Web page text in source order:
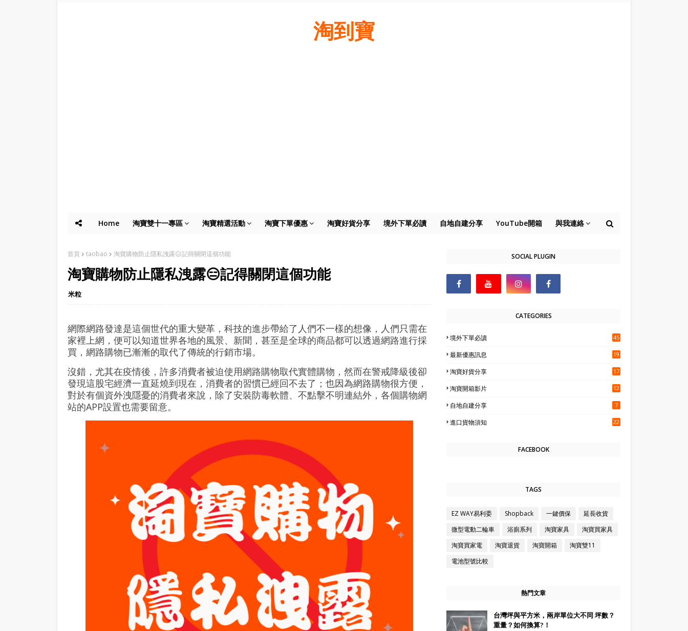
淘到寶
Home 淘寶雙十一專區 淘寶精選活動 淘寶下單優惠 淘寶好貨分享 境外下單必讀 自地自建分享 YouTube開箱 與我連絡
首頁 taobao 淘寶購物防止隱私洩露😑記得關閉這個功能
淘寶購物防止隱私洩露😑記得關閉這個功能
米粒
網際網路發達是這個世代的重大變革，科技的進步帶給了人們不一樣的想像，人們只需在
家裡上網，便可以知道世界各地的風景、新聞，甚至是全球的商品都可以透過網路進行採
買，網路購物已漸漸的取代了傳統的行銷市場。
沒錯，尤其在疫情後，許多消費者被迫使用網路購物取代實體購物，然而在警戒降級後卻
發現這股宅經濟一直延燒到現在，消費者的習慣已經回不去了；也因為網路購物很方便，
對於有個資外洩隱憂的消費者來說，除了安裝防毒軟體、不點擊不明連結外，各個購物網
站的APP設置也需要留意。
SOCIAL PLUGIN
CATEGORIES
境外下單必讀 45
最新優惠訊息 19
淘寶好貨分享 17
淘寶開箱影片 12
自地自建分享 7
進口貨物須知 22
FACEBOOK
TAGS
EZ WAY易利委 Shopback 一鍵價保
延長收貨
微型電動二輪車
浴廁系列 淘寶家具
淘寶買家具
淘寶買家電
淘寶退貨 淘寶開箱
淘寶雙11
電池型號比較
熱門文章
台灣坪與平方米，兩岸單位大不同 坪數？
重量？如何換算?！